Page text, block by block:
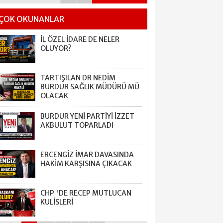
OKUNANLAR
İL ÖZEL İDARE DE NELER
OLUYOR?
TARTIŞILAN DR NEDİM
BURDUR SAĞLIK MÜDÜRÜ MÜ
OLACAK
BURDUR YENİ PARTİYİ İZZET
AKBULUT TOPARLADI
ERCENGİZ İMAR DAVASINDA
HAKİM KARŞISINA ÇIKACAK
CHP 'DE RECEP MUTLUCAN
KULİSLERİ